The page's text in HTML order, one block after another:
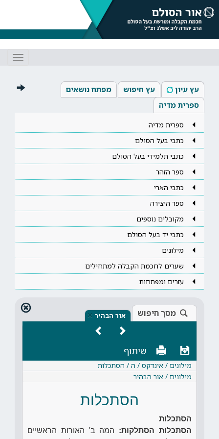
עץ עיון עץ חיפוש
מפתח נושאים
ספרית מדיה
ספרית מדיה
כתבי בעל הסולם
כתבי תלמידי בעל הסולם
ספר הזהר
כתבי הארי
ספר היצירה
מקובלים נוספים
כתבי יד בעל הסולם
מילונים
שערים לחכמת הקבלה למתחילים
עזרים ומפתחות
מסך חיפוש אור הבהיר ×
שיתוף
מילונים / אינדקס / ה / הסתכלות
מילונים / אור הבהיר
הסתכלות
הסתכלות
הסתכלות הסתלקות: המה ב' האורות הראשיים